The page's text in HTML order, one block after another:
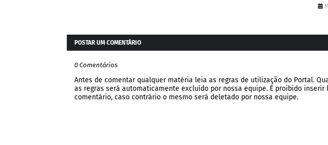
POSTAR UM COMENTÁRIO
0 Comentários
Antes de comentar qualquer matéria leia as regras de utilização do Portal.
as regras será automaticamente excluído por nossa equipe. É proibido
comentário, caso contrário o mesmo será deletado por nossa equipe.